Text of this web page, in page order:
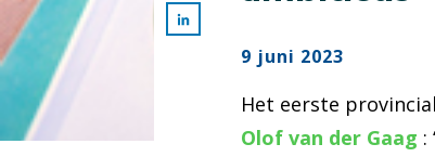
9 juni 2023
Het eerste
Olof van der Gaag :